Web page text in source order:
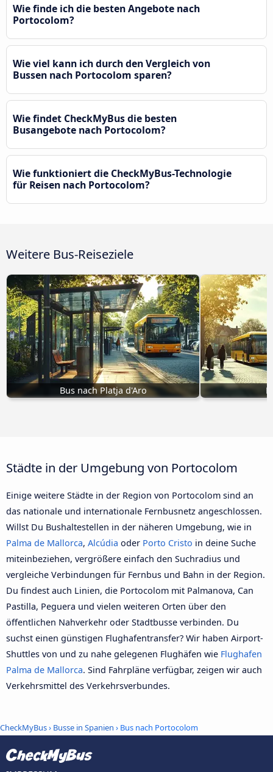
Wie finde ich die besten Angebote nach
Portocolom?
Wie viel kann ich durch den Vergleich von
Bussen nach Portocolom sparen?
Wie findet CheckMyBus die besten
Busangebote nach Portocolom?
Wie funktioniert die CheckMyBus-Technologie
für Reisen nach Portocolom?
Weitere Bus-Reiseziele
Bus nach Platja d'Aro
Städte in der Umgebung von Portocolom
Einige weitere Städte in der Region von Portocolom sind an
das nationale und internationale Fernbusnetz angeschlossen.
Willst Du Bushaltestellen in der näheren Umgebung, wie in
Palma de Mallorca, Alcúdia oder Porto Cristo in deine Suche
miteinbeziehen, vergrößere einfach den Suchradius und
vergleiche Verbindungen für Fernbus und Bahn in der Region.
Du findest auch Linien, die Portocolom mit Palmanova, Can
Pastilla, Peguera und vielen weiteren Orten über den
öffentlichen Nahverkehr oder Stadtbusse verbinden. Du
suchst einen günstigen Flughafentransfer? Wir haben Airport-
Shuttles von und zu nahe gelegenen Flughäfen wie Flughafen
Palma de Mallorca. Sind Fahrpläne verfügbar, zeigen wir auch
Verkehrsmittel des Verkehrsverbundes.
CheckMyBus› Busse in Spanien › Bus nach Portocolom